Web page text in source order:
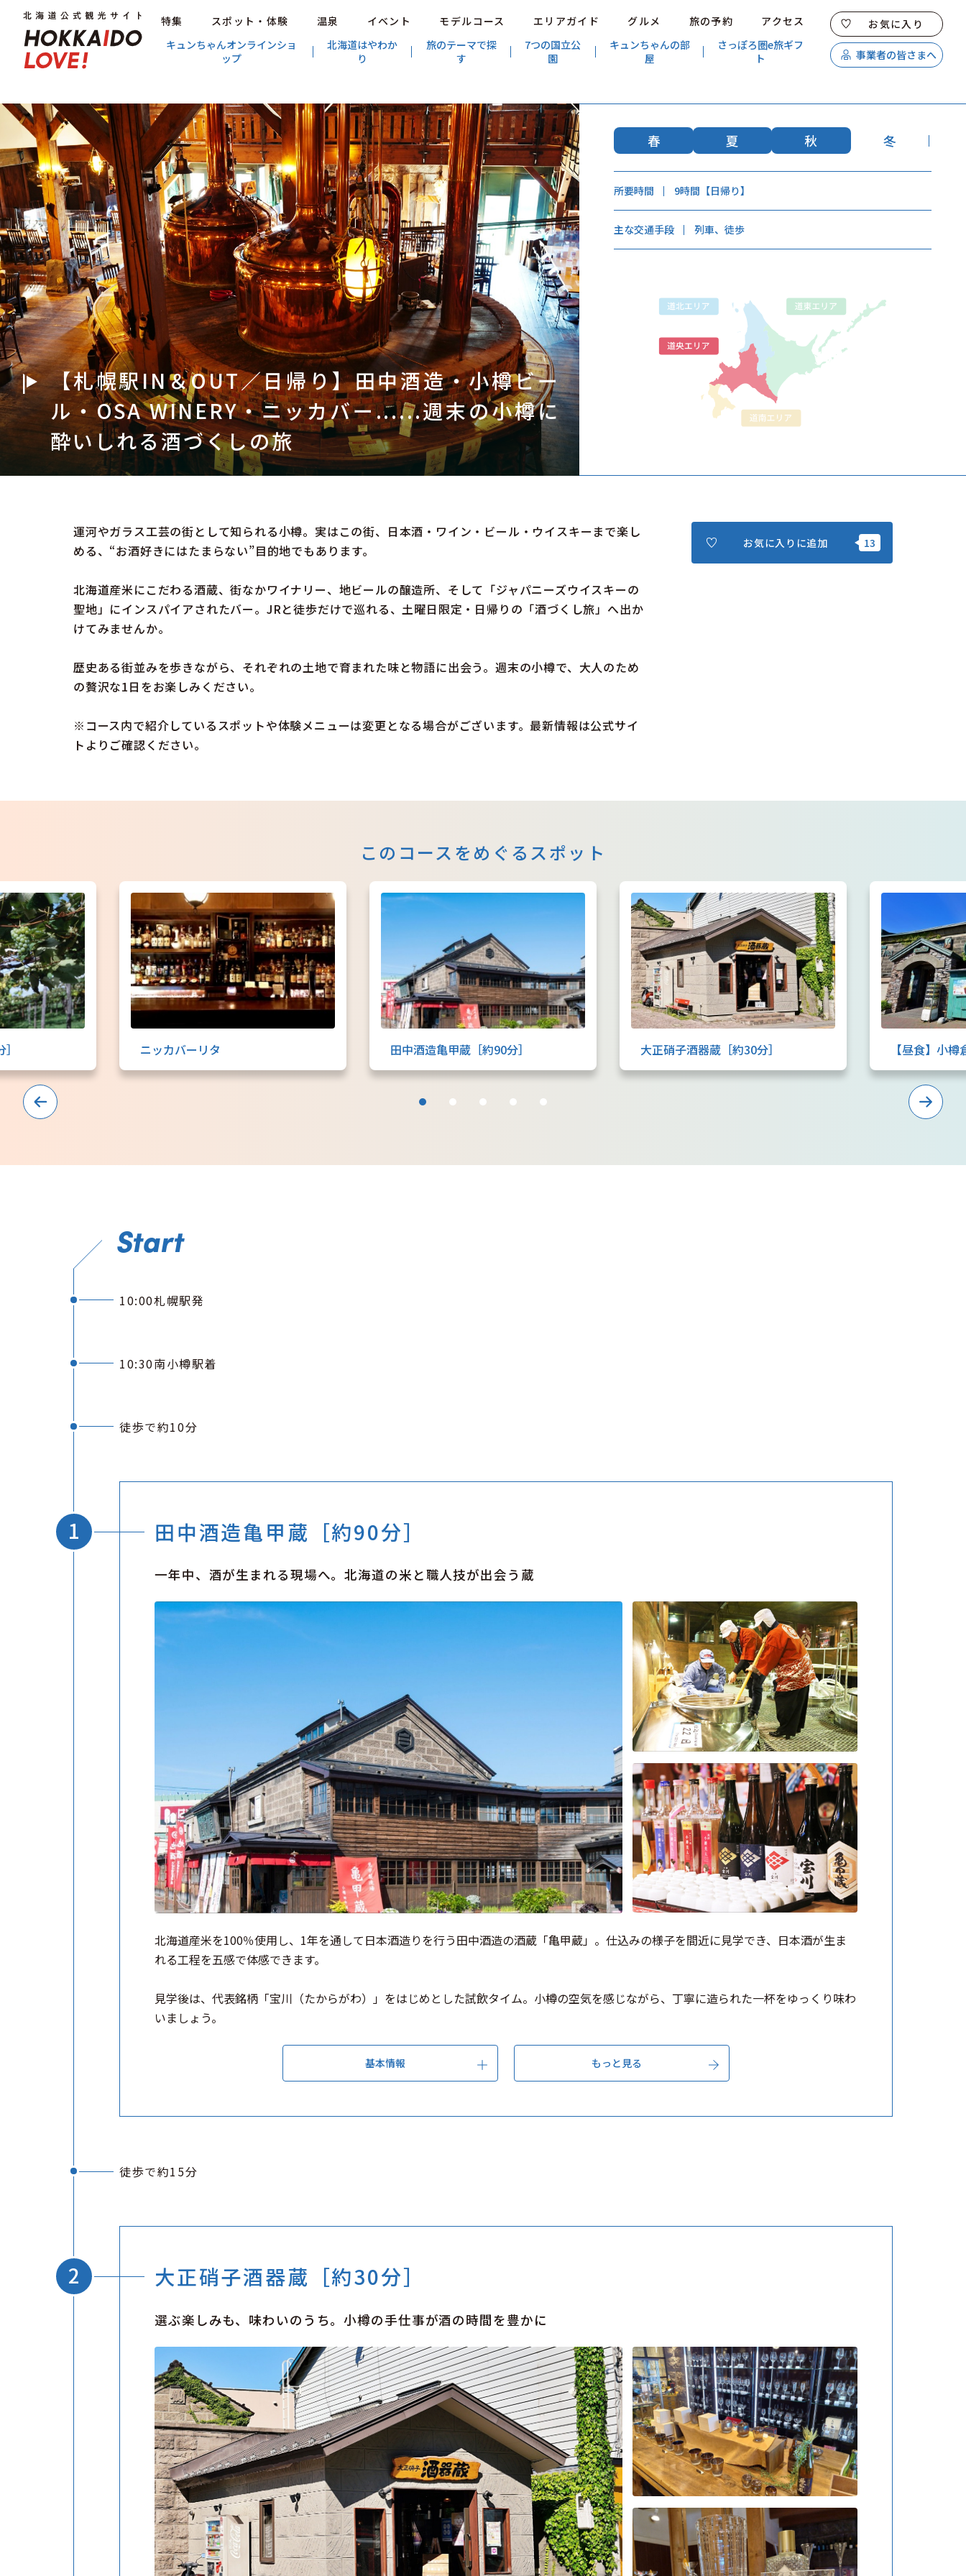
特集 スポット・体験 温泉 イベント モデルコース エリアガイド グルメ 旅の予約
アクセス
キュンちゃんオンラインショ
ップ
北海道はやわか
り
旅のテーマで探
す
7つの国立公
園
キュンちゃんの部
屋
さっぽろ圏e旅ギフ
ト
お気に入り
事業者の皆さまへ
温泉 イベント
モデルコース エリアガイド
アクセス
キュンちゃんオンラインショップ
北海道はやわかり
旅のテーマで探す
7つの国立公園
お気に入り 事業者の皆さまへ
【札幌駅IN＆OUT／日帰り】田中酒造・小樽ビー
ル・OSA WINERY・ニッカバー......週末の小樽に
酔いしれる酒づくしの旅
春 夏 秋 冬
所要時間 9時間【日帰り】
主な交通手段 列車、徒歩
運河やガラス工芸の街として知られる小樽。実はこの街、日本酒・ワイン・ビール・ウイスキーまで楽し
める、“お酒好きにはたまらない”目的地でもあります。
北海道産米にこだわる酒蔵、街なかワイナリー、地ビールの醸造所、そして「ジャパニーズウイスキーの
聖地」にインスパイアされたバー。JRと徒歩だけで巡れる、土曜日限定・日帰りの「酒づくし旅」へ出か
けてみませんか。
歴史ある街並みを歩きながら、それぞれの土地で育まれた味と物語に出会う。週末の小樽で、大人のため
の贅沢な1日をお楽しみください。
※コース内で紹介しているスポットや体験メニューは変更となる場合がございます。最新情報は公式サイ
トよりご確認ください。
お気に入りに追加
このコースをめぐるスポット
ニッカバーリタ 田中酒造亀甲蔵［約90分］ 大正硝子酒器蔵［約30分］ 【昼食】小
Start
10:00札幌駅発
10:30南小樽駅着
徒歩で約10分
田中酒造亀甲蔵［約90分］
一年中、酒が生まれる現場へ。北海道の米と職人技が出会う蔵
北海道産米を100％使用し、1年を通して日本酒造りを行う田中酒造の酒蔵「亀甲蔵」。仕込みの様子を間近に見学でき、日本酒が生ま
れる工程を五感で体感できます。
見学後は、代表銘柄「宝川（たからがわ）」をはじめとした試飲タイム。小樽の空気を感じながら、丁寧に造られた一杯をゆっくり味わ
いましょう。
基本情報 もっと見る
徒歩で約15分
大正硝子酒器蔵［約30分］
選ぶ楽しみも、味わいのうち。小樽の手仕事が酒の時間を豊かに